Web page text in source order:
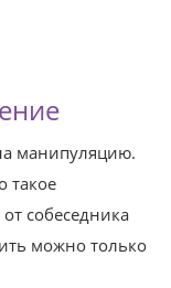
манипуляцию.
такое
собеседника
можно только